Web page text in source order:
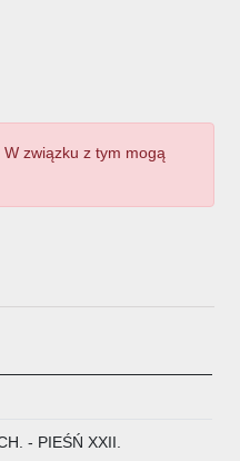
związku z tym mogą
- PIEŚŃ XXII.